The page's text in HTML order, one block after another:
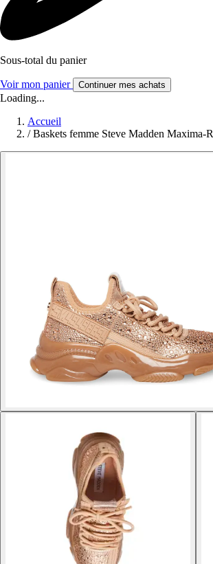
Sous-total du panier
Voir mon panier Continuer mes achats
Loading...
Accueil
/ Baskets femme Steve Madden Maxima-R